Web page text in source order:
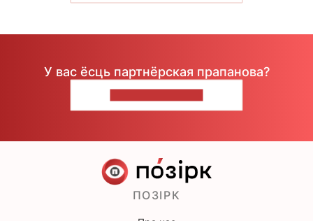
У вас ёсць партнёрская прапанова?
ПОЗІРК